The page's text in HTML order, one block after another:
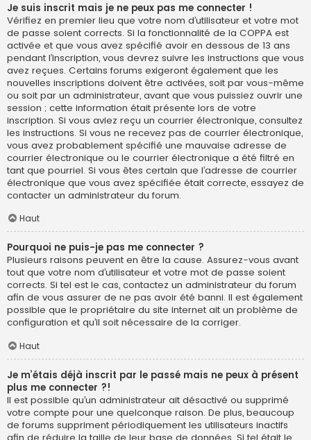
Je suis inscrit mais je ne peux pas me connecter !
Vérifiez en premier lieu que votre nom d’utilisateur et votre mot
de passe soient corrects. Si la fonctionnalité de la COPPA est
activée et que vous avez spécifié avoir en dessous de 13 ans
pendant l’inscription, vous devrez suivre les instructions que vous
avez reçues. Certains forums exigeront également que les
nouvelles inscriptions doivent être activées, soit par vous-même
ou soit par un administrateur, avant que vous puissiez ouvrir une
session ; cette information était présente lors de votre
inscription. Si vous aviez reçu un courrier électronique, consultez
les instructions. Si vous ne recevez pas de courrier électronique,
vous avez probablement spécifié une mauvaise adresse de
courrier électronique ou le courrier électronique a été filtré en
tant que pourriel. Si vous êtes certain que l’adresse de courrier
électronique que vous avez spécifiée était correcte, essayez de
contacter un administrateur du forum.
Haut
Pourquoi ne puis-je pas me connecter ?
Plusieurs raisons peuvent en être la cause. Assurez-vous avant
tout que votre nom d’utilisateur et votre mot de passe soient
corrects. Si tel est le cas, contactez un administrateur du forum
afin de vous assurer de ne pas avoir été banni. Il est également
possible que le propriétaire du site internet ait un problème de
configuration et qu’il soit nécessaire de la corriger.
Haut
Je m’étais déjà inscrit par le passé mais ne peux à présent
plus me connecter ?!
Il est possible qu’un administrateur ait désactivé ou supprimé
votre compte pour une quelconque raison. De plus, beaucoup
de forums suppriment périodiquement les utilisateurs inactifs